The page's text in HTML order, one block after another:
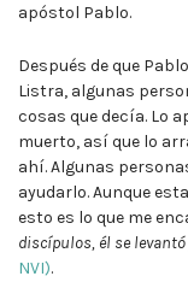
apóstol Pablo.
Después de que
Listra, algunas
cosas que decía. Lo
muerto, así que lo
ahí. Algunas
ayudarlo. Aunque
esto es lo que me
discípulos, él se
NVI).